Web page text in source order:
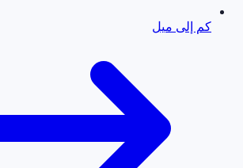
كم إلى ميل